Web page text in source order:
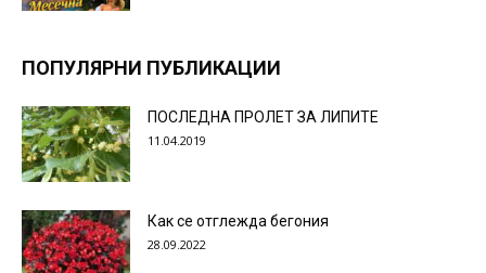
ПОПУЛЯРНИ ПУБЛИКАЦИИ
ПОСЛЕДНА ПРОЛЕТ ЗА ЛИПИТЕ
11.04.2019
Как се отглежда бегония
28.09.2022